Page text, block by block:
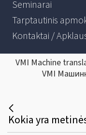
Seminarai
Tarptautinis
Kontaktai /
VMI Machine
VMI